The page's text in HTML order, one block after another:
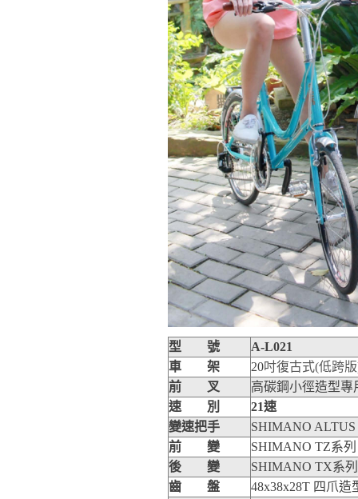
型 號
A-L021
車 架
20吋復古式(低跨版
前 叉
高碳鋼小徑造
速 別
21速
變速把手
SHIMANO ALTUS
前 變
SHIMANO TZ系列
後 變
SHIMANO TX系列
齒 盤
48x38x28T 四爪造